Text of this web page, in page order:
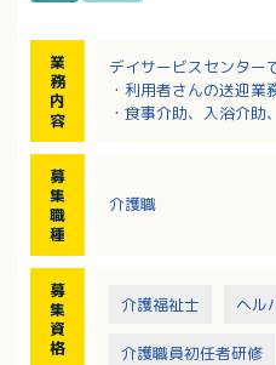
業
務
内
容
デイサービスセンター
・利用者さんの送迎業
・食事介助、入浴介助
※要支援から要介護5ま
募
集
職
種
介護職
募
集
資
格
介護福祉士 ヘル
介護職員初任者研修